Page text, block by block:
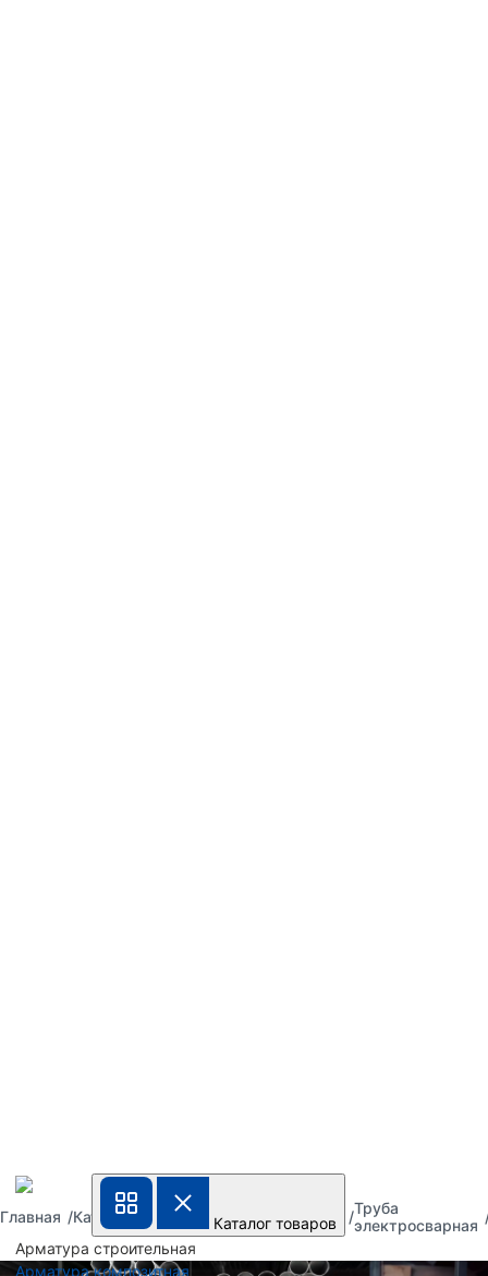
Каталог товаров
Арматура строительная
Арматура композитная
Главная Каталог
Труба
металлическая
стальная
Труба
электросварная